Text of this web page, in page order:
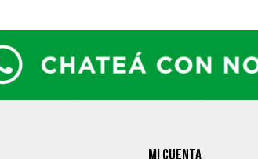
MI CUENTA